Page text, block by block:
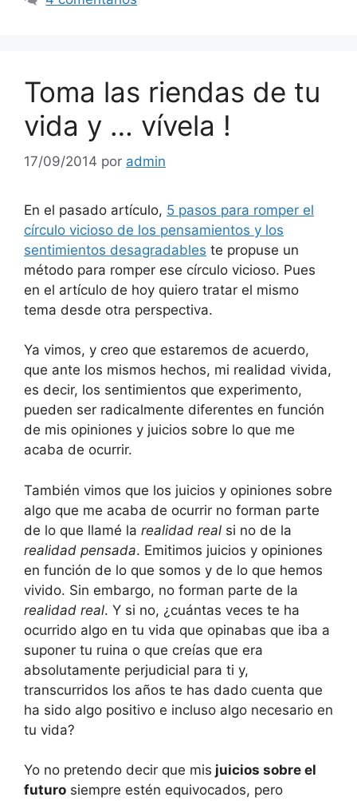
Toma las riendas de tu
vida y … vívela !
17/09/2014 por admin
En el pasado artículo, 5 pasos para romper el
círculo vicioso de los pensamientos y los
sentimientos desagradables te propuse un
método para romper ese círculo vicioso. Pues
en el artículo de hoy quiero tratar el mismo
tema desde otra perspectiva.
Ya vimos, y creo que estaremos de acuerdo,
que ante los mismos hechos, mi realidad vivida,
es decir, los sentimientos que experimento,
pueden ser radicalmente diferentes en función
de mis opiniones y juicios sobre lo que me
acaba de ocurrir.
También vimos que los juicios y opiniones sobre
algo que me acaba de ocurrir no forman parte
de lo que llamé la realidad real si no de la
realidad pensada. Emitimos juicios y opiniones
en función de lo que somos y de lo que hemos
vivido. Sin embargo, no forman parte de la
realidad real. Y si no, ¿cuántas veces te ha
ocurrido algo en tu vida que opinabas que iba a
suponer tu ruina o que creías que era
absolutamente perjudicial para ti y,
transcurridos los años te has dado cuenta que
ha sido algo positivo e incluso algo necesario en
tu vida?
Yo no pretendo decir que mis juicios sobre el
futuro siempre estén equivocados, pero